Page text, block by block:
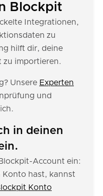
Blockpit
Integrationen,
zu
hilft dir, deine
zu importieren.
Unsere Experten
und
in deinen
Account ein:
Konto hast, kannst
Konto